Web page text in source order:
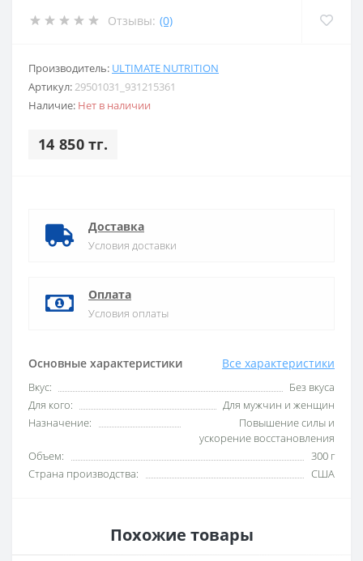
Отзывы: (0)
Производитель: ULTIMATE NUTRITION
Артикул:29501031_931215361
Наличие: Нет в наличии
14 850 тг.
Основные характеристики Все характеристики
Вкус:
Без вкуса
Для кого:
Для мужчин и женщин
Назначение:
Повышение силы и
ускорение восстановления
Объем:
300 г
Страна производства:
США
Доставка
Условия доставки
Оплата
Условия оплаты
Похожие товары